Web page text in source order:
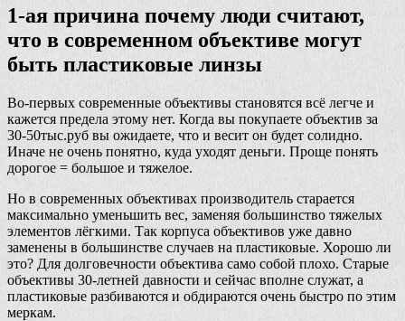
1-ая причина почему люди считают,
что в современном объективе могут
быть пластиковые линзы
Во-первых современные объективы становятся всё легче и
кажется предела этому нет. Когда вы покупаете объектив за
30-50тыс.руб вы ожидаете, что и весит он будет солидно.
Иначе не очень понятно, куда уходят деньги. Проще понять
дорогое = большое и тяжелое.
Но в современных объективах производитель старается
максимально уменьшить вес, заменяя большинство тяжелых
элементов лёгкими. Так корпуса объективов уже давно
заменены в большинстве случаев на пластиковые. Хорошо ли
это? Для долговечности объектива само собой плохо. Старые
объективы 30-летней давности и сейчас вполне служат, а
пластиковые разбиваются и обдираются очень быстро по этим
меркам.